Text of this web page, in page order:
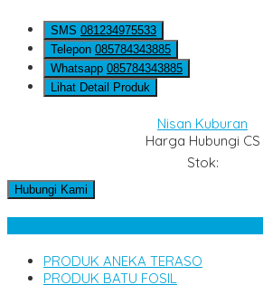
SMS 081234975533
Telepon 085784343885
Whatsapp 085784343885
Lihat Detail Produk
Nisan Kuburan
Harga Hubungi CS
Stok:
Hubungi Kami
PRODUK ANEKA TERASO
PRODUK BATU FOSIL